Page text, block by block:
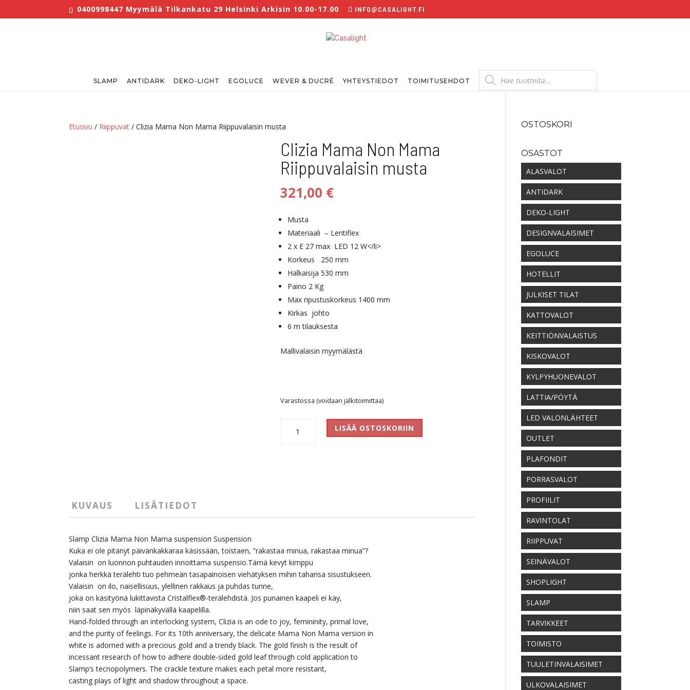
0400998447 Myymälä Tilkankatu 29 Helsinki Arkisin 10.00-17.00 INFO@CASALIGHT.FI
SLAMP ANTIDARK DEKO-LIGHT EGOLUCE WEVER & DUCRÉ YHTEYSTIEDOT TOIMITUSEHDOT
Products
search
Etusivu / Riippuvat / Clizia Mama Non Mama Riippuvalaisin musta
Clizia Mama Non Mama
Riippuvalaisin musta
321,00 €
Musta
Materiaali – Lentiflex
2 x E 27 max LED 12 W</li>
Korkeus 250 mm
Halkaisija 530 mm
Paino 2 Kg
Max ripustuskorkeus 1400 mm
Kirkas johto
6 m tilauksesta
Mallivalaisin myymälästä
Varastossa (voidaan jälkitoimittaa)
Mama
LISÄÄ OSTOSKORIIN
KUVAUS LISÄTIEDOT
Slamp Clizia Mama Non Mama suspension Suspension
Kuka ei ole pitänyt päivänkakkaraa käsissään, toistaen, ”rakastaa minua, rakastaa minua”?
Valaisin on luonnon puhtauden innoittama suspensio.Tämä kevyt kimppu
jonka herkkä terälehti tuo pehmeän tasapainoisen viehätyksen mihin tahansa sisustukseen.
Valaisin on ilo, naisellisuus, ylellinen rakkaus ja puhdas tunne,
joka on käsityönä lukittavista Cristalflex®-terälehdistä. Jos punainen kaapeli ei käy,
niin saat sen myös läpinäkyvällä kaapelilla.
Hand-folded through an interlocking system, Clizia is an ode to joy, femininity, primal love,
and the purity of feelings. For its 10th anniversary, the delicate Mama Non Mama version in
white is adorned with a precious gold and a trendy black. The gold finish is the result of
incessant research of how to adhere double-sided gold leaf through cold application to
Slamp’s tecnopolymers. The crackle texture makes each petal more resistant,
casting plays of light and shadow throughout a space.
OSTOSKORI
OSASTOT
ALASVALOT
ANTIDARK
DEKO-LIGHT
DESIGNVALAISIMET
EGOLUCE
HOTELLIT
JULKISET TILAT
KATTOVALOT
KEITTIÖNVALAISTUS
KISKOVALOT
KYLPYHUONEVALOT
LATTIA/PÖYTÄ
LED VALONLÄHTEET
OUTLET
PLAFONDIT
PORRASVALOT
PROFIILIT
RAVINTOLAT
RIIPPUVAT
SEINÄVALOT
SHOPLIGHT
SLAMP
TARVIKKEET
TOIMISTO
TUULETINVALAISIMET
ULKOVALAISIMET